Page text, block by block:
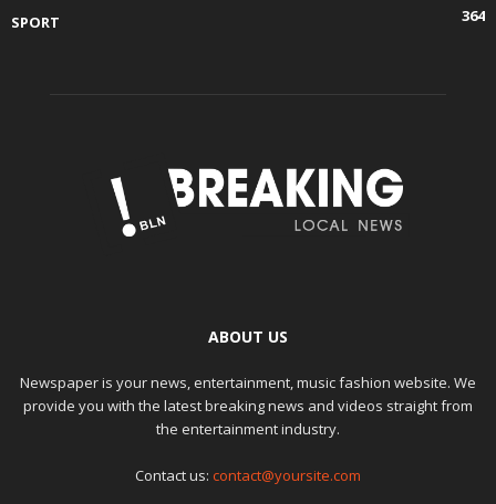
SPORT
364
ABOUT US
Newspaper is your news, entertainment, music fashion website. We
provide you with the latest breaking news and videos straight from
the entertainment industry.
Contact us: contact@yoursite.com